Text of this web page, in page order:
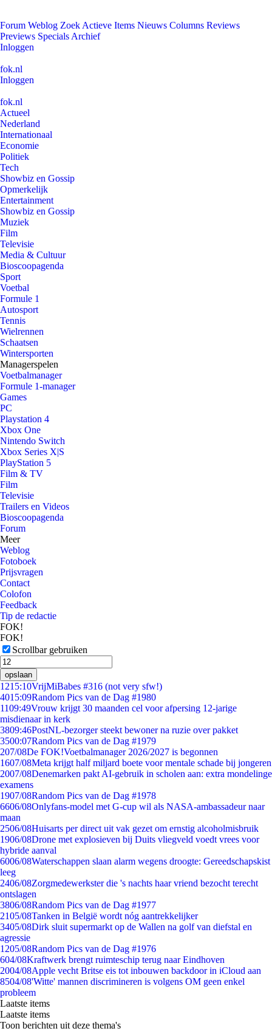
Forum Weblog Zoek Actieve Items Nieuws Columns Reviews
Previews Specials Archief
Inloggen
fok.nl
Inloggen
fok.nl
Actueel
Nederland
Internationaal
Economie
Politiek
Tech
Showbiz en Gossip
Opmerkelijk
Entertainment
Showbiz en Gossip
Muziek
Film
Televisie
Media & Cultuur
Bioscoopagenda
Sport
Voetbal
Formule 1
Autosport
Tennis
Wielrennen
Schaatsen
Wintersporten
Managerspelen
Voetbalmanager
Formule 1-manager
Games
PC
Playstation 4
Xbox One
Nintendo Switch
Xbox Series X|S
PlayStation 5
Film & TV
Film
Televisie
Trailers en Videos
Bioscoopagenda
Forum
Meer
Weblog
Fotoboek
Prijsvragen
Contact
Colofon
Feedback
Tip de redactie
FOK!
FOK!
Scrollbar gebruiken
opslaan
1215:10VrijMiBabes #316 (not very sfw!)
4015:09Random Pics van de Dag #1980
1109:49Vrouw krijgt 30 maanden cel voor afpersing 12-jarige
misdienaar in kerk
3809:46PostNL-bezorger steekt bewoner na ruzie over pakket
3500:07Random Pics van de Dag #1979
207/08De FOK!Voetbalmanager 2026/2027 is begonnen
1607/08Meta krijgt half miljard boete voor mentale schade bij jongeren
2007/08Denemarken pakt AI-gebruik in scholen aan: extra mondelinge
examens
1907/08Random Pics van de Dag #1978
6606/08Onlyfans-model met G-cup wil als NASA-ambassadeur naar
maan
2506/08Huisarts per direct uit vak gezet om ernstig alcoholmisbruik
1906/08Drone met explosieven bij Duits vliegveld voedt vrees voor
hybride aanval
6006/08Waterschappen slaan alarm wegens droogte: Gereedschapskist
leeg
2406/08Zorgmedewerkster die 's nachts haar vriend bezocht terecht
ontslagen
3806/08Random Pics van de Dag #1977
2105/08Tanken in België wordt nóg aantrekkelijker
3405/08Dirk sluit supermarkt op de Wallen na golf van diefstal en
agressie
1205/08Random Pics van de Dag #1976
604/08Kraftwerk brengt ruimteschip terug naar Eindhoven
2004/08Apple vecht Britse eis tot inbouwen backdoor in iCloud aan
8504/08'Witte' mannen discrimineren is volgens OM geen enkel
probleem
Laatste items
Laatste items
Toon berichten uit deze thema's